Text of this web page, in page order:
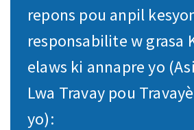
repons pou anpil
responsabilite w grasa
elaws ki annapre yo
Lwa Travay pou
yo):